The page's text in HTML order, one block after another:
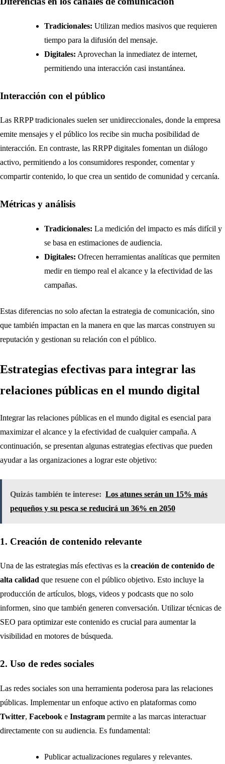
Tradicionales: Utilizan medios masivos que requieren
tiempo para la difusión del mensaje.
Digitales: Aprovechan la inmediatez de internet,
permitiendo una interacción casi instantánea.
Interacción con el público
Las RRPP tradicionales suelen ser unidireccionales, donde la empresa
emite mensajes y el público los recibe sin mucha posibilidad de
interacción. En contraste, las RRPP digitales fomentan un diálogo
activo, permitiendo a los consumidores responder, comentar y
compartir contenido, lo que crea un sentido de comunidad y cercanía.
Métricas y análisis
Tradicionales: La medición del impacto es más difícil y
se basa en estimaciones de audiencia.
Digitales: Ofrecen herramientas analíticas que permiten
medir en tiempo real el alcance y la efectividad de las
campañas.
Estas diferencias no solo afectan la estrategia de comunicación, sino
que también impactan en la manera en que las marcas construyen su
reputación y gestionan su relación con el público.
Estrategias efectivas para integrar las
relaciones públicas en el mundo digital
Integrar las relaciones públicas en el mundo digital es esencial para
maximizar el alcance y la efectividad de cualquier campaña. A
continuación, se presentan algunas estrategias efectivas que pueden
ayudar a las organizaciones a lograr este objetivo:
Quizás también te interese: Los atunes serán un 15% más
pequeños y su pesca se reducirá un 36% en 2050
1. Creación de contenido relevante
Una de las estrategias más efectivas es la creación de contenido de
alta calidad que resuene con el público objetivo. Esto incluye la
producción de artículos, blogs, videos y podcasts que no solo
informen, sino que también generen conversación. Utilizar técnicas de
SEO para optimizar este contenido es crucial para aumentar la
visibilidad en motores de búsqueda.
2. Uso de redes sociales
Las redes sociales son una herramienta poderosa para las relaciones
públicas. Implementar un enfoque activo en plataformas como
Twitter, Facebook e Instagram permite a las marcas interactuar
directamente con su audiencia. Es fundamental:
Publicar actualizaciones regulares y relevantes.